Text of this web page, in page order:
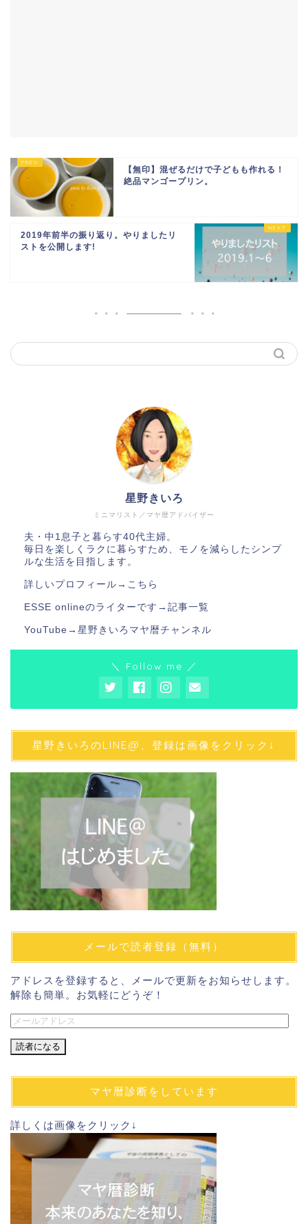
【無印】混ぜるだけで子どもも作れる！
絶品マンゴープリン。
2019年前半の振り返り。やりましたリ
ストを公開します!
ミニマリスト／マヤ暦アドバイザー
星野きいろ
夫・中1息子と暮らす40代主婦。
毎日を楽しくラクに暮らすため、モノを減らしたシンプ
ルな生活を目指します。
詳しいプロフィール→ こちら
ESSE onlineのライターです→ 記事一覧
YouTube→ 星野きいろマヤ暦チャンネル
＼ Follow me ／
星野きいろのLINE@、登録は画像をクリック↓
メールで読者登録（無料）
アドレスを登録すると、メールで更新をお知らせします。
解除も簡単。お気軽にどうぞ！
メ
ル
ド
ス
マヤ暦診断をしています
詳しくは画像をクリック↓